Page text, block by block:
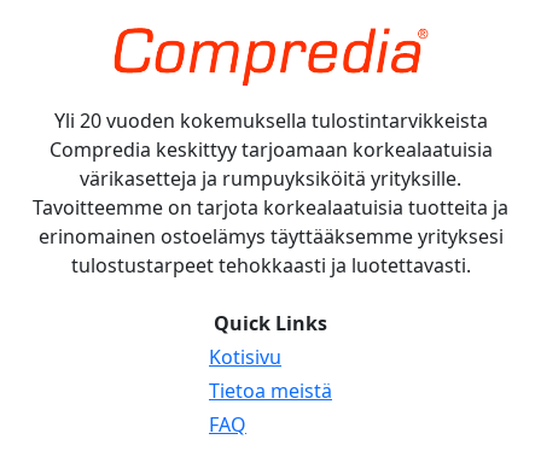
Yli 20 vuoden kokemuksella tulostintarvikkeista
Compredia keskittyy tarjoamaan korkealaatuisia
värikasetteja ja rumpuyksiköitä yrityksille.
Tavoitteemme on tarjota korkealaatuisia tuotteita ja
erinomainen ostoelämys täyttääksemme yrityksesi
tulostustarpeet tehokkaasti ja luotettavasti.
Quick Links
Kotisivu
Tietoa meistä
FAQ